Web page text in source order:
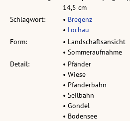
14,5 cm
Schlagwort:
• Bregenz
• Lochau
Form:
• Landschaftsansicht
• Sommeraufnahme
Detail:
• Pfänder
• Wiese
• Pfänderbahn
• Seilbahn
• Gondel
• Bodensee